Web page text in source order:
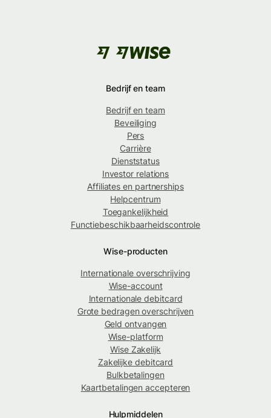
Bedrijf en team
Bedrijf en team
Beveiliging
Pers
Carrière
Dienststatus
Investor relations
Affiliates en partnerships
Helpcentrum
Toegankelijkheid
Functiebeschikbaarheidscontrole
Wise-producten
Internationale overschrijving
Wise-account
Internationale debitcard
Grote bedragen overschrijven
Geld ontvangen
Wise-platform
Wise Zakelijk
Zakelijke debitcard
Bulkbetalingen
Kaartbetalingen accepteren
Hulpmiddelen